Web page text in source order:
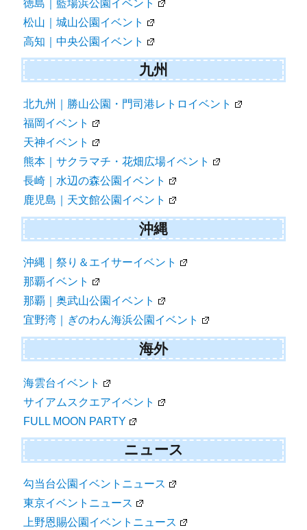
徳島｜藍場浜公園イベント
松山｜城山公園イベント
高知｜中央公園イベント
九州
北九州｜勝山公園・門司港レトロイベント
福岡イベント
天神イベント
熊本｜サクラマチ・花畑広場イベント
長崎｜水辺の森公園イベント
鹿児島｜天文館公園イベント
沖縄
沖縄｜祭り＆エイサーイベント
那覇イベント
那覇｜奥武山公園イベント
宜野湾｜ぎのわん海浜公園イベント
海外
海雲台イベント
サイアムスクエアイベント
FULL MOON PARTY
ニュース
勾当台公園イベントニュース
東京イベントニュース
上野恩賜公園イベントニュース